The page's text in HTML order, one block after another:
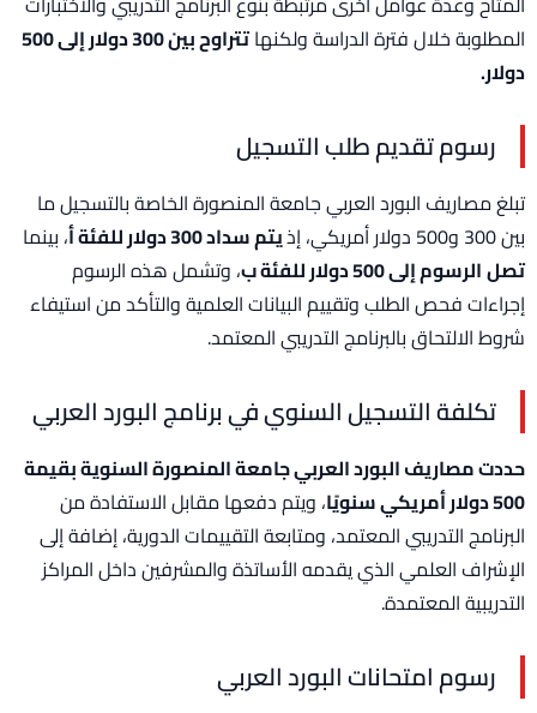
المطلوبة خلال فترة الدراسة ولكنها
تتراوح بين 300 دولار إلى 500
دولار.
رسوم تقديم طلب التسجيل
تبلغ مصاريف البورد العربي جامعة المنصورة الخاصة بالتسجيل ما
بين 300 و500 دولار أمريكي، إذ
يتم سداد 300 دولار للفئة أ
، بينما
تصل الرسوم إلى 500 دولار للفئة ب
، وتشمل هذه الرسوم
إجراءات فحص الطلب وتقييم البيانات العلمية والتأكد من استيفاء
شروط الالتحاق بالبرنامج التدريبي المعتمد.
تكلفة التسجيل السنوي في برنامج البورد العربي
حددت مصاريف البورد العربي جامعة المنصورة السنوية بقيمة
500 دولار أمريكي سنويًا
، ويتم دفعها مقابل الاستفادة من
البرنامج التدريبي المعتمد، ومتابعة التقييمات الدورية، إضافة إلى
الإشراف العلمي الذي يقدمه الأساتذة والمشرفين داخل المراكز
التدريبية المعتمدة.
رسوم امتحانات البورد العربي